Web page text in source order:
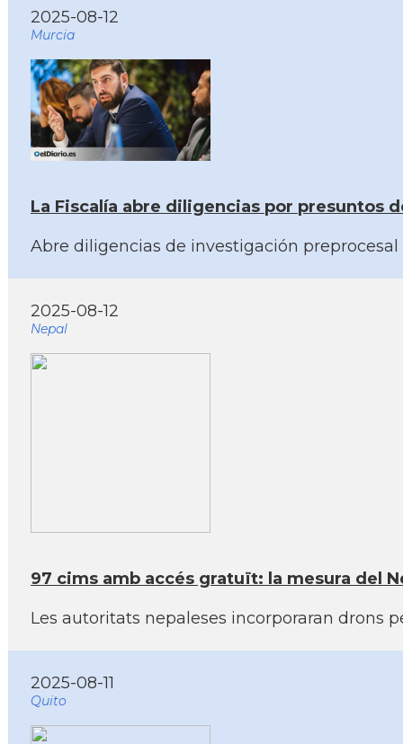
2025-08-12
Murcia
La Fiscalía abre diligencias por presuntos
Abre diligencias de investigación
2025-08-12
Nepal
97 cims amb accés gratuït: la mesura del
Les autoritats nepaleses incorporaran drons
2025-08-11
Quito